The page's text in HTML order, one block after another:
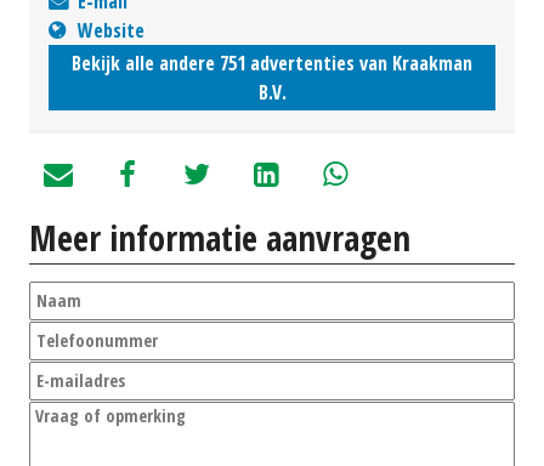
Website
Bekijk alle andere 751 advertenties van Kraakman
B.V.
Meer informatie aanvragen